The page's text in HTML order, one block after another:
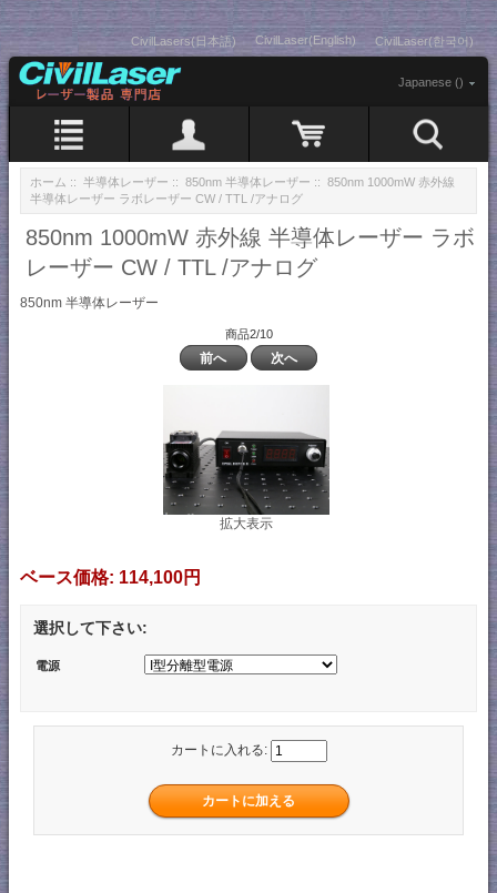
CivilLasers(日本語) CivilLaser(English) CivilLaser(한국어)
Japanese ()
ホーム :: 半導体レーザー :: 850nm 半導体レーザー :: 850nm 1000mW 赤外線
半導体レーザー ラボレーザー CW / TTL /アナログ
850nm 1000mW 赤外線 半導体レーザー ラボ
レーザー CW / TTL /アナログ
850nm 半導体レーザー
商品2/10
前へ 次へ
拡大表示
ベース価格: 114,100円
選択して下さい:
電源
カートに入れる: